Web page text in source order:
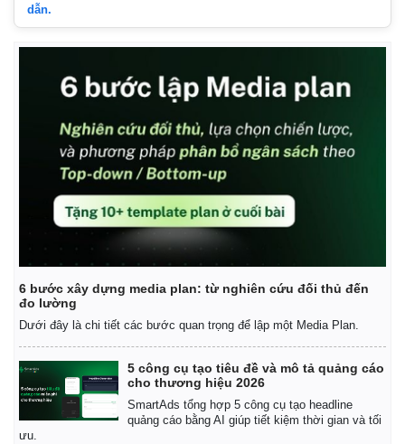
dẫn.
6 bước xây dựng media plan: từ nghiên cứu đối thủ đến
đo lường
Dưới đây là chi tiết các bước quan trọng để lập một Media Plan.
5 công cụ tạo tiêu đề và mô tả quảng cáo
cho thương hiệu 2026
SmartAds tổng hợp 5 công cụ tạo headline
quảng cáo bằng AI giúp tiết kiệm thời gian và tối
ưu.